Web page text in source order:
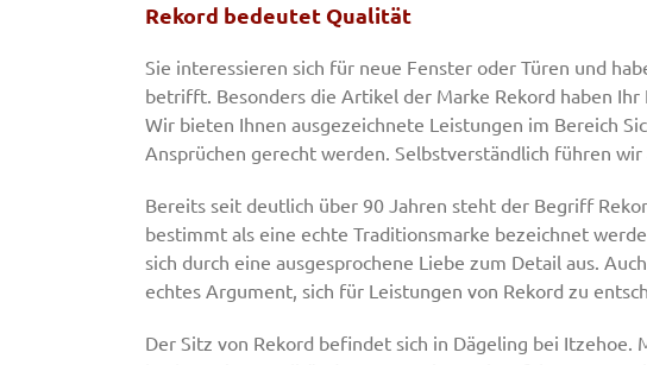
Rekord bedeutet Qualität
Sie interessieren sich für neue Fenster oder Türen und
betrifft. Besonders die Artikel der Marke Rekord haben
Wir bieten Ihnen ausgezeichnete Leistungen im Bereich
Ansprüchen gerecht werden. Selbstverständlich führen
Bereits seit deutlich über 90 Jahren steht der Begriff
bestimmt als eine echte Traditionsmarke bezeichnet
sich durch eine ausgesprochene Liebe zum Detail aus.
echtes Argument, sich für Leistungen von Rekord zu
Der Sitz von Rekord befindet sich in Dägeling bei